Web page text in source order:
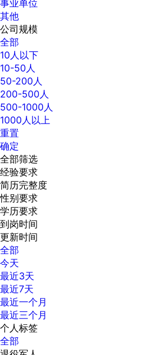
事业单位
其他
公司规模
全部
10人以下
10-50人
50-200人
200-500人
500-1000人
1000人以上
重置
确定
全部筛选
经验要求
简历完整度
性别要求
学历要求
到岗时间
更新时间
全部
今天
最近3天
最近7天
最近一个月
最近三个月
个人标签
全部